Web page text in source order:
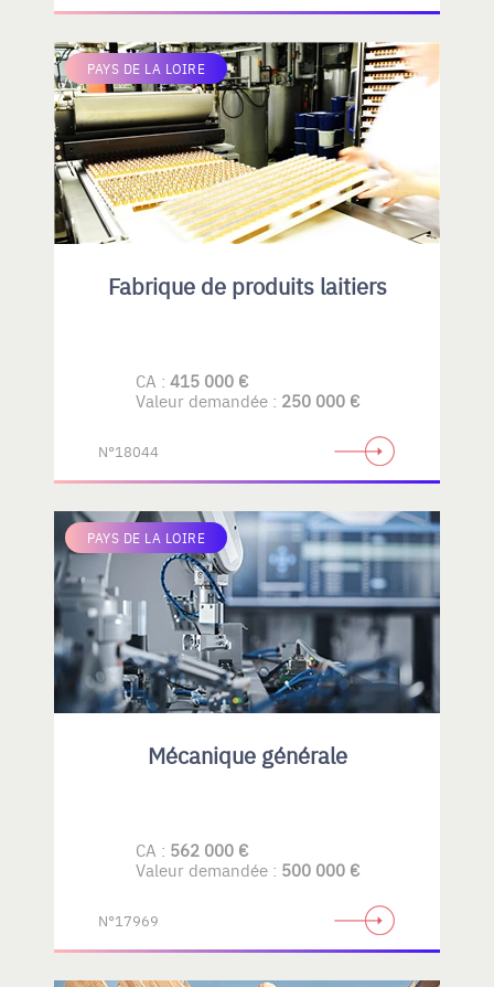
PAYS DE LA LOIRE
Fabrique de produits laitiers
CA : 415 000 €
Valeur demandée : 250 000 €
N°18044
PAYS DE LA LOIRE
Mécanique générale
CA : 562 000 €
Valeur demandée : 500 000 €
N°17969